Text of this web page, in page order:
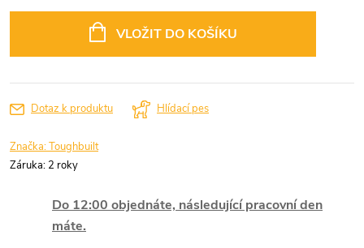
VLOŽIT DO KOŠÍKU
Dotaz k produktu Hlídací pes
Značka:Toughbuilt
Záruka: 2 roky
Do 12:00 objednáte, následující pracovní den
máte.